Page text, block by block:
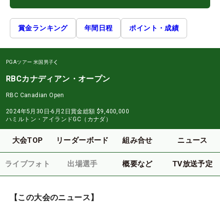
賞金ランキング 年間日程 ポイント・成績
PGAツアー 米国男子
RBCカナディアン・オープン
RBC Canadian Open
2024年5月30日-6月2日賞金総額 $9,400,000
ハミルトン・アイランドGC（カナダ）
大会TOP リーダーボード 組み合せ ニュース
ライブフォト 出場選手 概要など TV放送予定
【この大会のニュース】